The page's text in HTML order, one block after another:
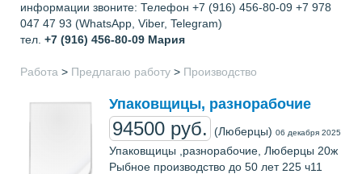
информации звоните: Телефон +7 (916) 456-80-09 +7 978
047 47 93 (WhatsApp, Viber, Telegram)
тел. +7 (916) 456-80-09 Мария
Работа > Предлагаю работу > Производство
Упаковщицы, разнорабочие
94500 руб. (Люберцы) 06 декабря 2025
Упаковщицы ,разнорабочие, Люберцы 20ж
Рыбное производство до 50 лет 225 ч11